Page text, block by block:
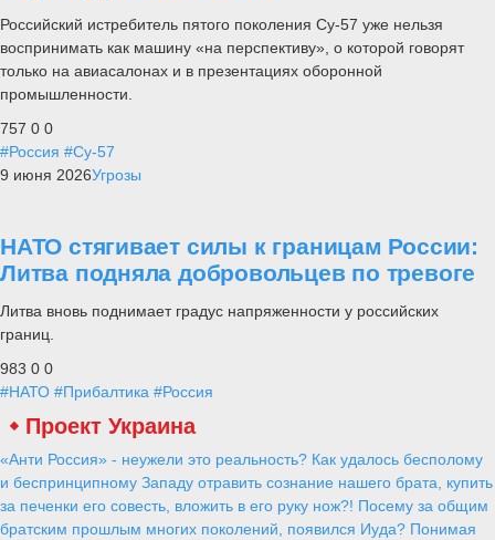
Российский истребитель пятого поколения Су-57 уже нельзя
воспринимать как машину «на перспективу», о которой говорят
только на авиасалонах и в презентациях оборонной
промышленности.
757 0 0
#Россия #Су-57
9 июня 2026Угрозы
НАТО стягивает силы к границам России:
Литва подняла добровольцев по тревоге
Литва вновь поднимает градус напряженности у российских
границ.
983 0 0
#НАТО #Прибалтика #Россия
Проект Украина
«Анти Россия» - неужели это реальность? Как удалось бесполому
и беспринципному Западу отравить сознание нашего брата, купить
за печенки его совесть, вложить в его руку нож?! Посему за общим
братским прошлым многих поколений, появился Иуда? Понимая